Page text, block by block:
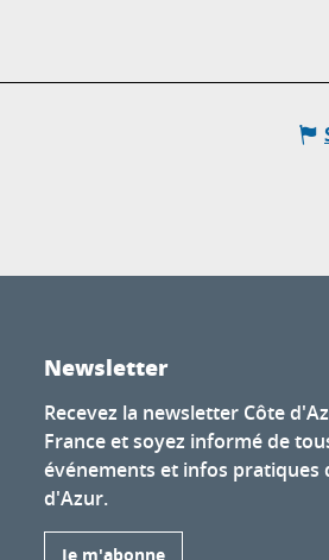
Newsletter
Recevez la newsletter Côte
France et soyez informé de
événements et infos pratiques
d'Azur.
Je m'abonne